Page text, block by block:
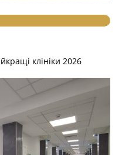
клініки 2026